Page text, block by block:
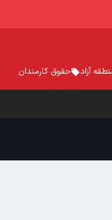
آزاد حقوق کارمندان